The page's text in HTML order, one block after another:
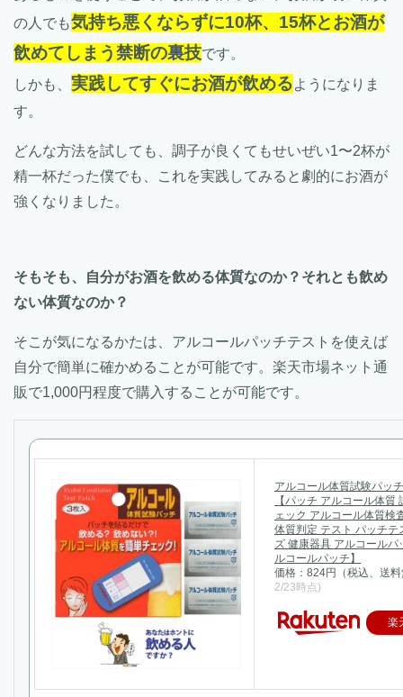
の人でも気持ち悪くならずに10杯、15杯とお酒が
飲めてしまう禁断の裏技です。
しかも、 実践してすぐにお酒が飲めるようになりま
す。
どんな方法を試しても、調子が良くてもせいぜい1〜2杯が
精一杯だった僕でも、これを実践してみると劇的にお酒が
強くなりました。
そもそも、自分がお酒を飲める体質なのか？それとも飲め
ない体質なのか？
そこが気になるかたは、アルコールパッチテストを使えば
自分で簡単に確かめることが可能です。楽天市場ネット通
販で1,000円程度で購入することが可能です。
アルコール体質試験パッ
【パッチ アルコール体質
ェック アルコール体質検
体質判定 テスト パッチテ
ズ 健康器具 アルコールパ
ルコールパッチ】
価格：824円（税込、送
2/23時点)
楽